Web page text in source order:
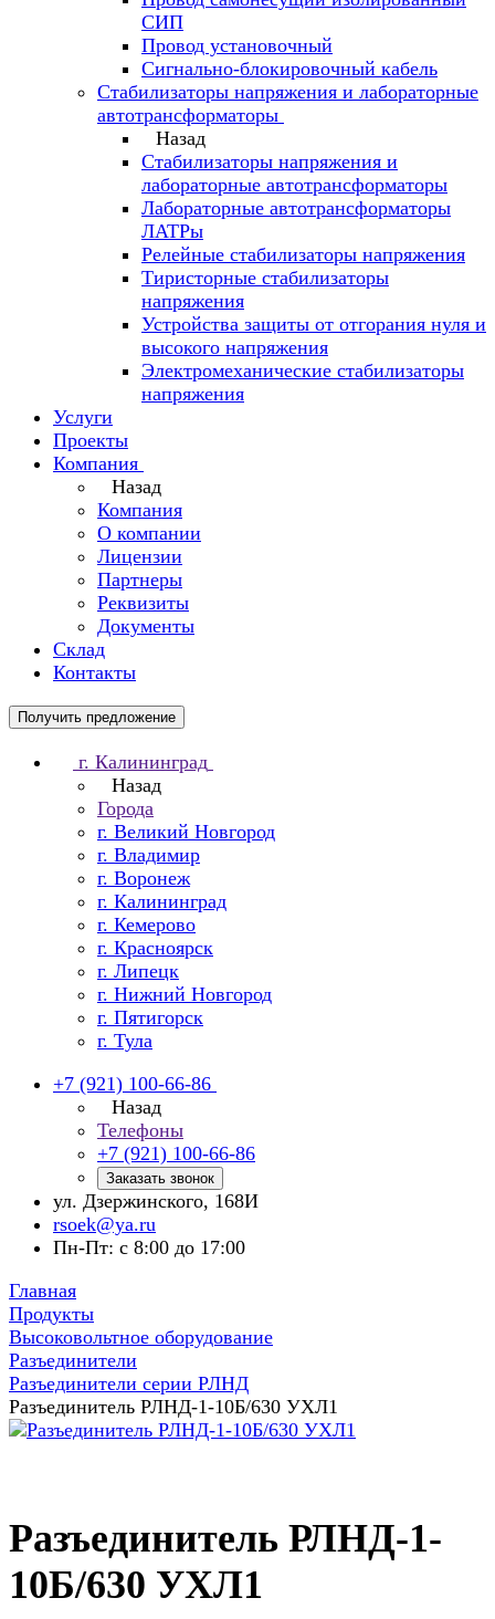
СИП
Провод установочный
Сигнально-блокировочный кабель
Стабилизаторы напряжения и лабораторные
автотрансформаторы
Назад
Стабилизаторы напряжения и
лабораторные автотрансформаторы
Лабораторные автотрансформаторы
ЛАТРы
Релейные стабилизаторы напряжения
Тиристорные стабилизаторы
напряжения
Устройства защиты от отгорания нуля и
высокого напряжения
Электромеханические стабилизаторы
напряжения
Услуги
Проекты
Компания
Назад
Компания
О компании
Лицензии
Партнеры
Реквизиты
Документы
Склад
Контакты
Получить предложение
г. Калининград
Назад
Города
г. Великий Новгород
г. Владимир
г. Воронеж
г. Калининград
г. Кемерово
г. Красноярск
г. Липецк
г. Нижний Новгород
г. Пятигорск
г. Тула
+7 (921) 100-66-86
Назад
Телефоны
+7 (921) 100-66-86
Заказать звонок
ул. Дзержинского, 168И
rsoek@ya.ru
Пн-Пт: с 8:00 до 17:00
Главная
Продукты
Высоковольтное оборудование
Разъединители
Разъединители серии РЛНД
Разъединитель РЛНД-1-10Б/630 УХЛ1
Разъединитель РЛНД-1-
10Б/630 УХЛ1